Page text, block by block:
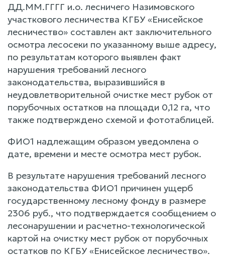
ДД.ММ.ГГГГ и.о. лесничего Назимовского
участкового лесничества КГБУ «Енисейское
лесничество» составлен акт заключительного
осмотра лесосеки по указанному выше адресу,
по результатам которого выявлен факт
нарушения требований лесного
законодательства, выразившийся в
неудовлетворительной очистке мест рубок от
порубочных остатков на площади 0,12 га, что
также подтверждено схемой и фототаблицей.
ФИО1 надлежащим образом уведомлена о
дате, времени и месте осмотра мест рубок.
В результате нарушения требований лесного
законодательства ФИО1 причинен ущерб
государственному лесному фонду в размере
2306 руб., что подтверждается сообщением о
лесонарушении и расчетно-технологической
картой на очистку мест рубок от порубочных
остатков по КГБУ «Енисейское лесничество».